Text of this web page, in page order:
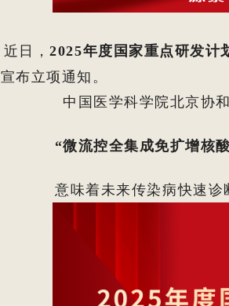
近日，2025年度国家重点研发计
宣布立项通知。
中国医学科学院北京协
“微流控全集成免扩增核
意味着未来传染病快速